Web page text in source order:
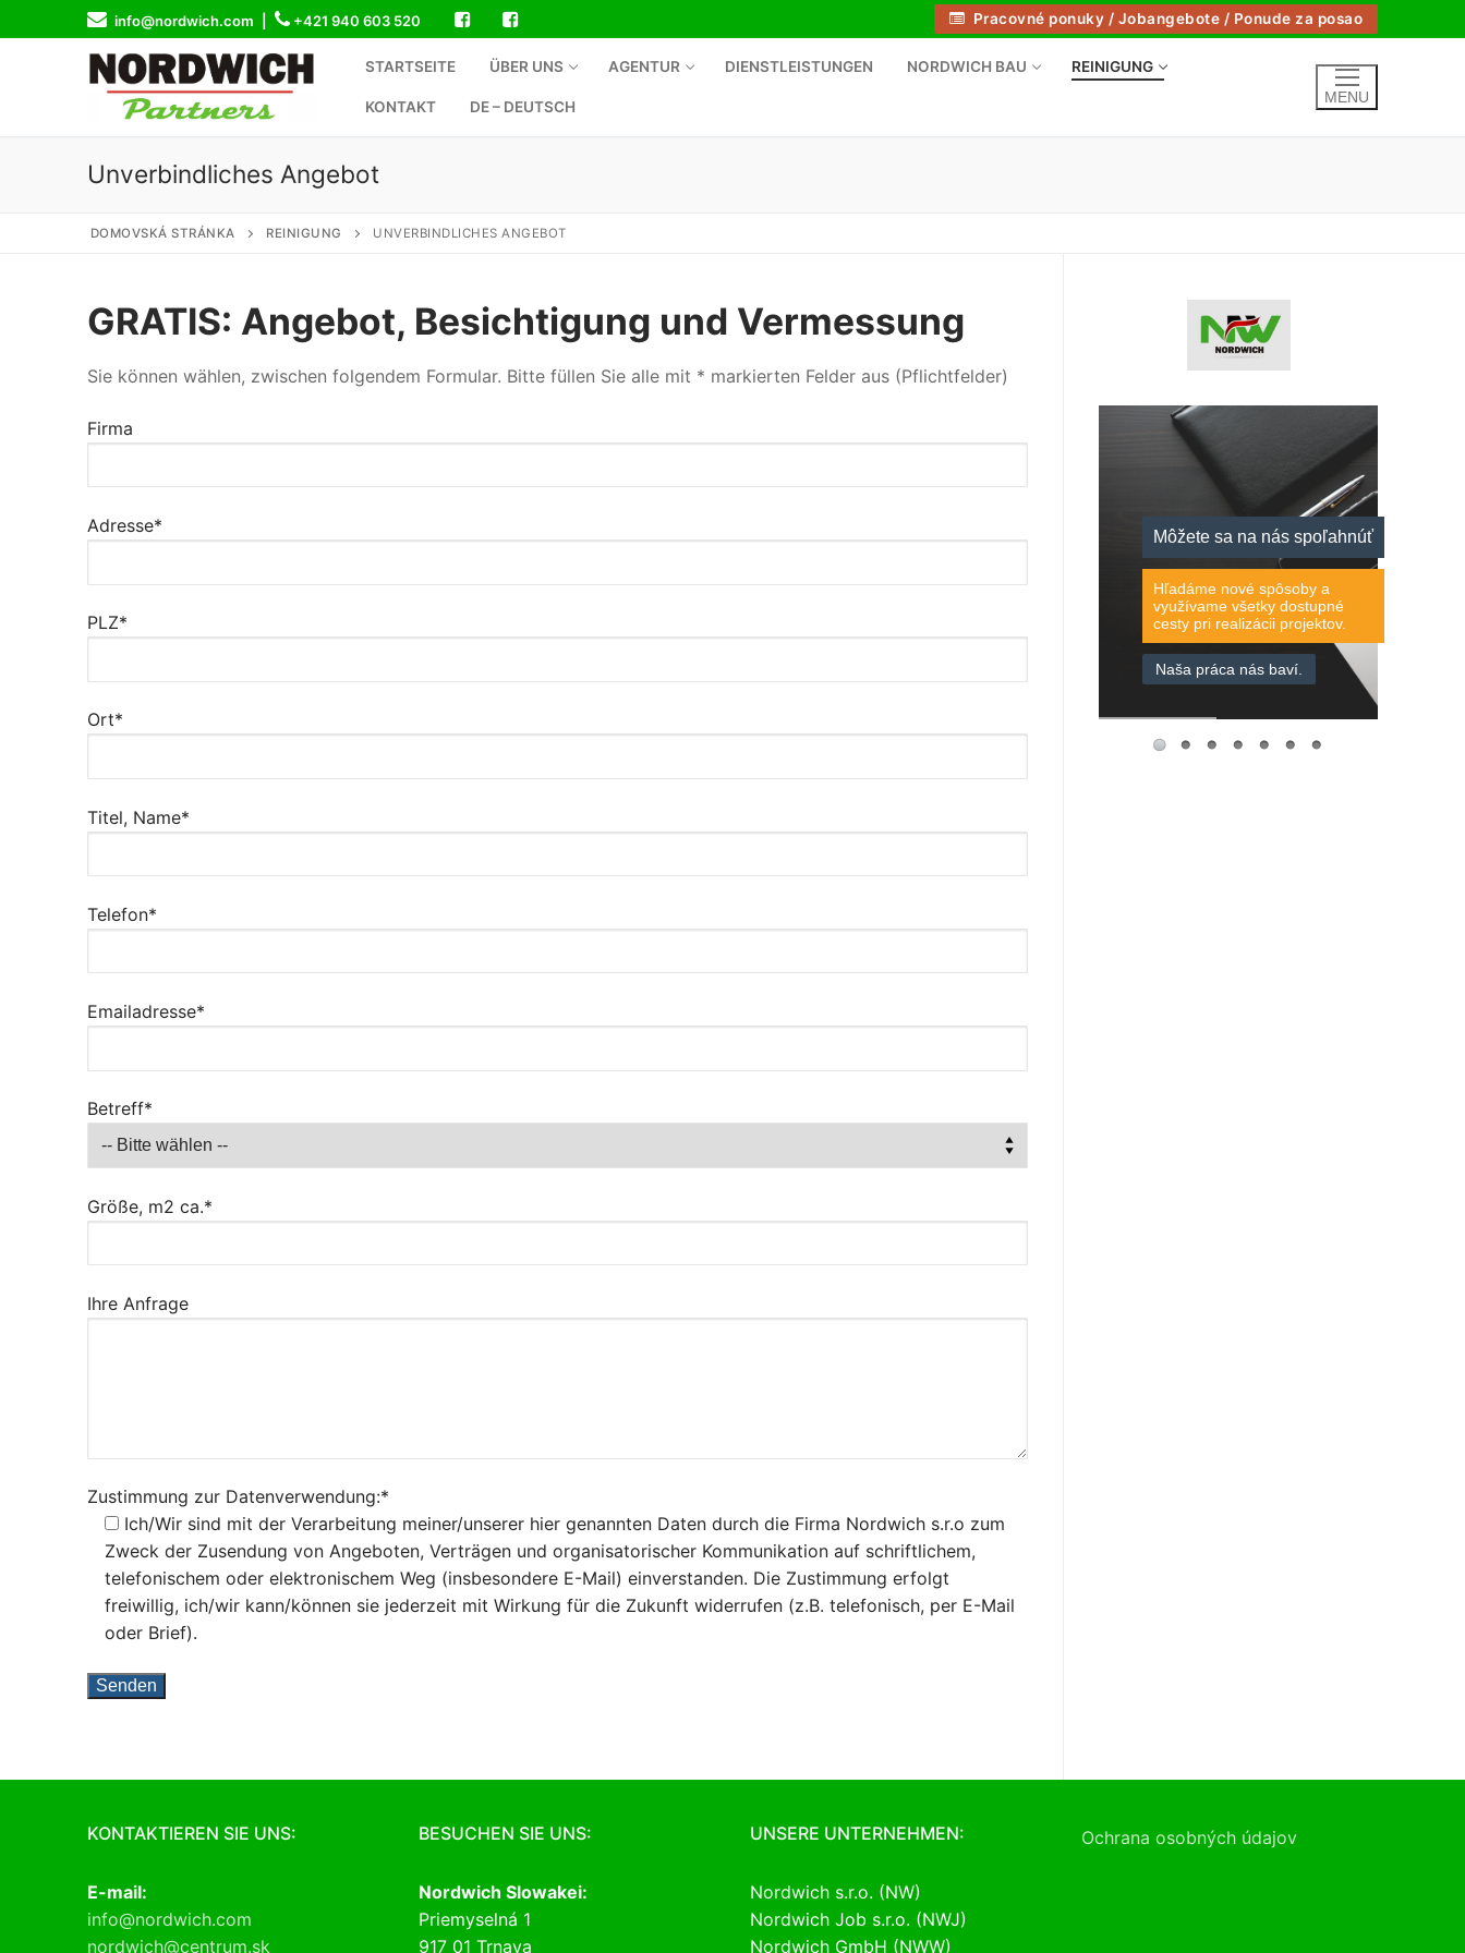
to
info@nordwich.com | +421 940 603 520 Pracovné ponuky / Jobangebote / Ponude za posao
STARTSEITE ÜBER UNS AGENTUR DIENSTLEISTUNGEN NORDWICH BAU REINIGUNG
KONTAKT DE – DEUTSCH
MENU
Unverbindliches Angebot
DOMOVSKÁ STRÁNKA REINIGUNG UNVERBINDLICHES ANGEBOT
GRATIS: Angebot, Besichtigung und Vermessung
Sie können wählen, zwischen folgendem Formular. Bitte füllen Sie alle mit * markierten Felder aus (Pflichtfelder)
Firma
Adresse*
PLZ*
Ort*
Titel, Name*
Telefon*
Emailadresse*
Betreff*
Größe, m2 ca.*
Ihre Anfrage
Zustimmung zur Datenverwendung:*
Ich/Wir sind mit der Verarbeitung meiner/unserer hier genannten Daten durch die Firma Nordwich s.r.o zum
Zweck der Zusendung von Angeboten, Verträgen und organisatorischer Kommunikation auf schriftlichem,
telefonischem oder elektronischem Weg (insbesondere E-Mail) einverstanden. Die Zustimmung erfolgt
freiwillig, ich/wir kann/können sie jederzeit mit Wirkung für die Zukunft widerrufen (z.B. telefonisch, per E-Mail
oder Brief).
Môžete sa na nás spoľahnúť
Hľadáme nové spôsoby a
využívame všetky dostupné
cesty pri realizácii projektov.
Naša práca nás baví.
KONTAKTIEREN SIE UNS:
E-mail:
info@nordwich.com
nordwich@centrum.sk
BESUCHEN SIE UNS:
Nordwich Slowakei:
Priemyselná 1
917 01 Trnava
UNSERE UNTERNEHMEN:
Nordwich s.r.o. (NW)
Nordwich Job s.r.o. (NWJ)
Nordwich GmbH (NWW)
Ochrana osobných údajov